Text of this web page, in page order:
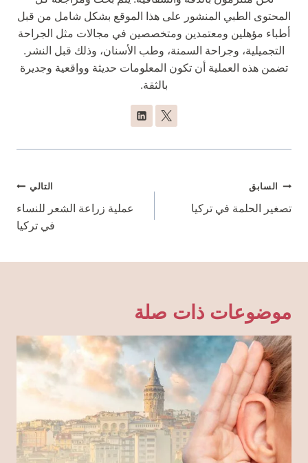
المحتوى الطبي المنشور على هذا الموقع بشكل شامل من قبل
أطباء مؤهلين ومعتمدين ومتخصصين في مجالات مثل الجراحة
التجميلية، وجراحة السمنة، وطب الأسنان، وذلك قبل النشر.
تضمن هذه العملية أن تكون المعلومات حديثة وواقعية وجديرة
بالثقة.
تصفّح
المقالات
السابق
تصغير الحلمة في تركيا
التالي
عملية زراعة الشعر للنساء
في تركيا
موضوعات ذات صلة